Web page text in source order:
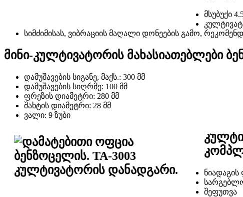
მსუბუქი
სიმძიმისას, ვიბრაციის მაღალი დონეების გამო,
მინი-კულტივატორის მახასიათებლები
დამუშავების სიგანე, მაქს.: 300 მმ
დამუშავების სიღრმე: 100 მმ
ფრეზის დიამეტრი: 280 მმ
შახტის დიამეტრი: 28 მმ
ვალი: 9 ზუბი
ნიადაგის
შეფუთვა